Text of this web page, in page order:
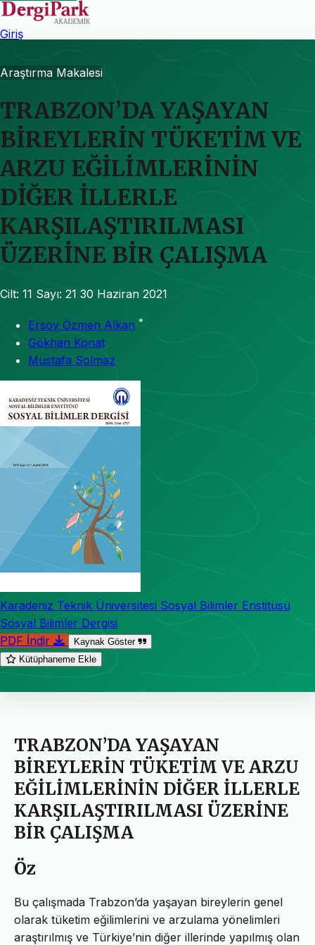
Giriş
Araştırma Makalesi
TRABZON’DA YAŞAYAN
BİREYLERİN TÜKETİM VE
ARZU EĞİLİMLERİNİN
DİĞER İLLERLE
KARŞILAŞTIRILMASI
ÜZERİNE BİR ÇALIŞMA
Cilt: 11 Sayı: 21 30 Haziran 2021
Ersoy Özmen Alkan *
Gökhan Konat
Mustafa Solmaz
Karadeniz Teknik Üniversitesi Sosyal Bilimler Enstitüsü
Sosyal Bilimler Dergisi
PDF İndir
Kaynak Göster
Kütüphaneme Ekle
TRABZON’DA YAŞAYAN
BİREYLERİN TÜKETİM VE ARZU
EĞİLİMLERİNİN DİĞER İLLERLE
KARŞILAŞTIRILMASI ÜZERİNE
BİR ÇALIŞMA
Öz
Bu çalışmada Trabzon’da yaşayan bireylerin genel
olarak tüketim eğilimlerini ve arzulama yönelimleri
araştırılmış ve Türkiye’nin diğer illerinde yapılmış olan